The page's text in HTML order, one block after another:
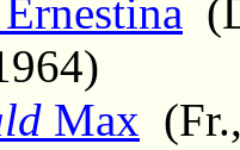
Ernestina
Max